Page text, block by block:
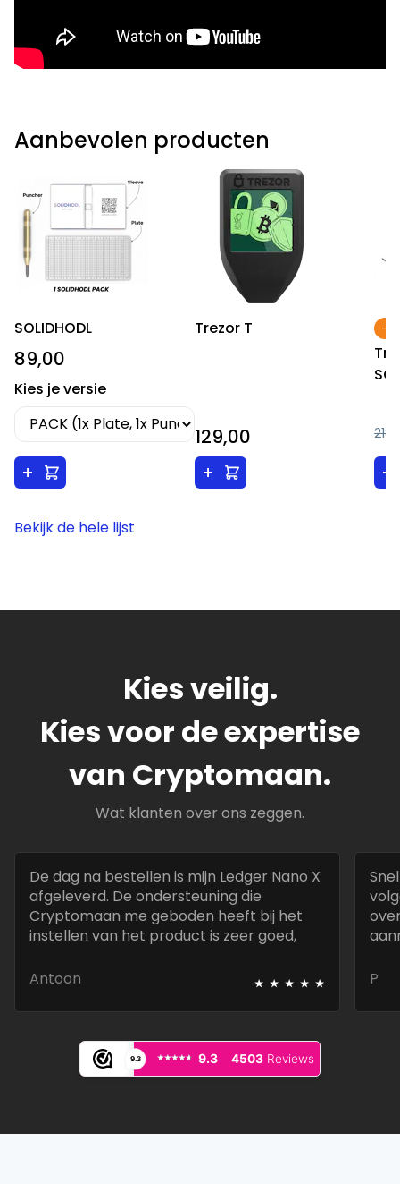
Aanbevolen producten
SOLIDHODL
89,00
Kies je versie
+
Trezor T
129,00
+
-
+
Bekijk de hele lijst
Kies veilig.
Kies voor de expertise
van Cryptomaan.
Wat klanten over ons zeggen.
De dag na bestellen is mijn Ledger Nano X
afgeleverd. De ondersteuning die
Cryptomaan me geboden heeft bij het
instellen van het product is zeer goed,
Antoon
⭑ ⭑ ⭑ ⭑ ⭑
P
9.3 ⭑⭑⭑⭑⭑
⭑⭑⭑⭑⭑ 9.3 4503Reviews